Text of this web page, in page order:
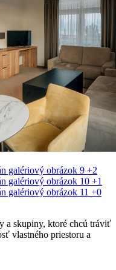
+2
+1
+0
a skupiny, ktoré chcú tráviť
vlastného priestoru a